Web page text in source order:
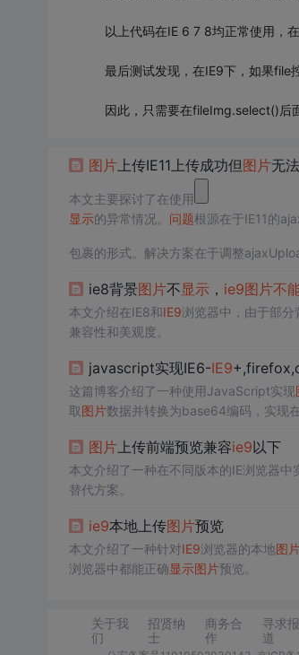
以上代码在IE 6 7 8均正常使用，
最后测试发现，在IE9下，如果file
因此，只需要在fileImg.select()后
图片上传IE11上传成功但图片无法
本文主要探讨了在使用
显示的异常情况。 问题根源在于IE11的
包裹的形式。解决方案在于调整
ie8背景图片不显示， ie9图片不
本文介绍在IE8和IE9浏览器中，由于部分
兼容性和美观度。
javascript实现IE6-IE9
这篇博客介绍了一种使用JavaScript实现
取图片数据并转换为base64编码，实现
图片上传前端预览兼容ie9以下
本文介绍了一种在不同版本的IE浏览器中
替代方案。
ie9本地上传图片预览
本文介绍了一种针对IE9浏览器的本地图
浏览器中都能正确显示图片预览。
关于我
们
招贤纳
士
商务合
作
寻求报
道